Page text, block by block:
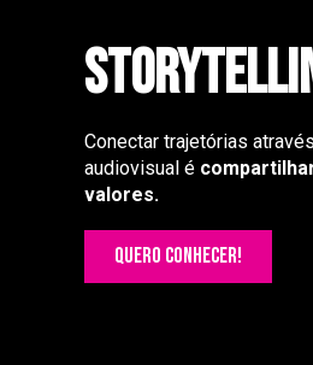
Conectar trajetórias
audiovisual é
valores.
QUERO CONHECER!